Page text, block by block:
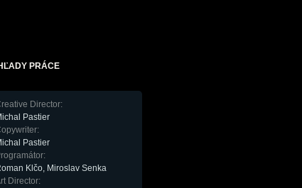
PRÁCE
Director:
Pastier
Pastier
Klčo, Miroslav Senka
Director: